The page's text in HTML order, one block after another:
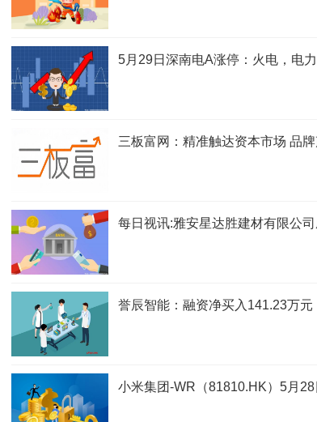
5月29日深南电A涨停：火电，电
三板富网：精准触达资本市场 品
每日视讯:雅安星达胜建材有限公
誉辰智能：融资净买入141.23万
小米集团-WR（81810.HK）5月